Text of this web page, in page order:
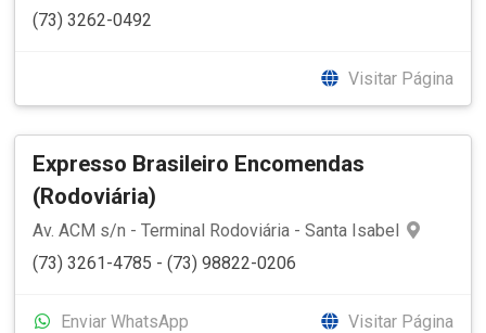
(73) 3262-0492
Visitar Página
Expresso Brasileiro Encomendas
(Rodoviária)
Av. ACM s/n - Terminal Rodoviária - Santa Isabel
(73) 3261-4785 - (73) 98822-0206
Enviar WhatsApp Visitar Página